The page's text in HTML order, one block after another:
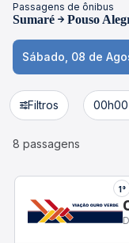
Passagens de ônibus
Sumaré Pouso
Sábado, 08 de
Filtros
8 passagens
1°